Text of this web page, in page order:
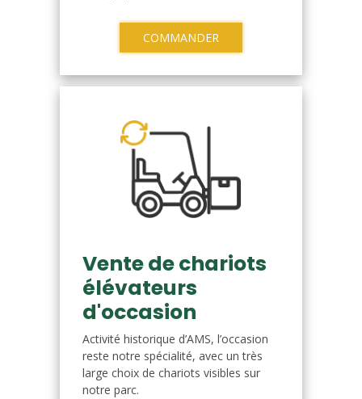
COMMANDER
Vente de chariots
élévateurs
d'occasion
Activité historique d’AMS, l’occasion
reste notre spécialité, avec un très
large choix de chariots visibles sur
notre parc.